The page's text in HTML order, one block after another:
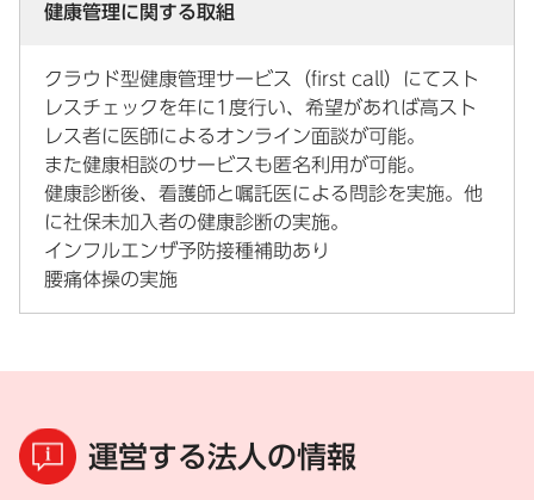
健康管理に関する取組
クラウド型健康管理サービス（first call）にてスト
レスチェックを年に1度行い、希望があれば高スト
レス者に医師によるオンライン面談が可能。
また健康相談のサービスも匿名利用が可能。
健康診断後、看護師と嘱託医による問診を実施。他
に社保未加入者の健康診断の実施。
インフルエンザ予防接種補助あり
腰痛体操の実施
運営する法人の情報